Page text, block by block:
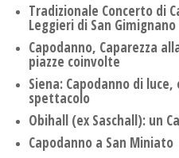
Tradizionale Concerto di
Leggieri di San Gimignano
Capodanno, Caparezza
piazze coinvolte
Siena: Capodanno di
spettacolo
Obihall (ex Saschall): un
Capodanno a San Miniato